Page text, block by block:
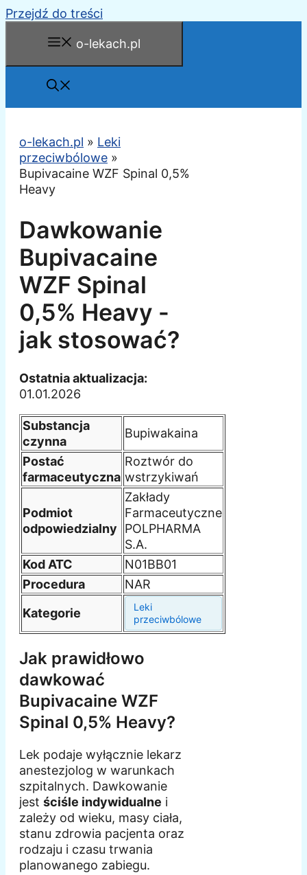
Przejdź do treści
o-lekach.pl
o-lekach.pl » Leki
przeciwbólowe »
Bupivacaine WZF Spinal 0,5%
Heavy
Dawkowanie
Bupivacaine
WZF Spinal
0,5% Heavy -
jak stosować?
Ostatnia aktualizacja:
01.01.2026
Substancja
czynna
Bupiwakaina
Postać
farmaceutyczna
Roztwór do
wstrzykiwań
Podmiot
odpowiedzialny
Zakłady
Farmaceutyczne
POLPHARMA
S.A.
Kod ATC
N01BB01
Procedura
NAR
Kategorie
Leki
przeciwbólowe
Jak prawidłowo
dawkować
Bupivacaine WZF
Spinal 0,5% Heavy?
Lek podaje wyłącznie lekarz
anestezjolog w warunkach
szpitalnych. Dawkowanie
jest ściśle indywidualne i
zależy od wieku, masy ciała,
stanu zdrowia pacjenta oraz
rodzaju i czasu trwania
planowanego zabiegu.